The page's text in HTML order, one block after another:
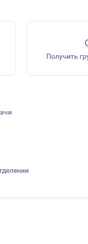
Получить